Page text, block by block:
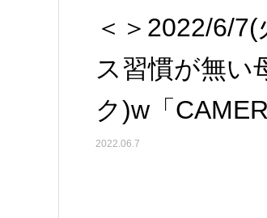
＜＞2022/6/
ス習慣が無い
ク)w「
2022.06.7